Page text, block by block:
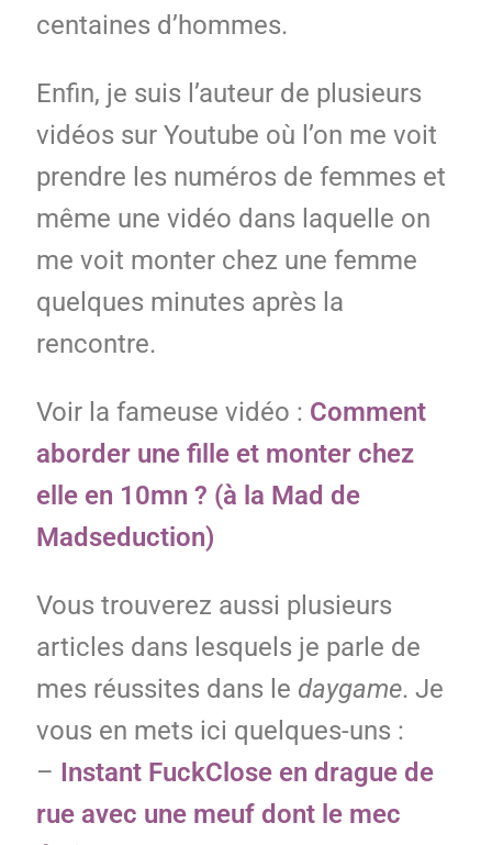
centaines d’hommes.
Enfin, je suis l’auteur de plusieurs
vidéos sur Youtube où l’on me voit
prendre les numéros de femmes et
même une vidéo dans laquelle on
me voit monter chez une femme
quelques minutes après la
rencontre.
Voir la fameuse vidéo : Comment
aborder une fille et monter chez
elle en 10mn ? (à la Mad de
Madseduction)
Vous trouverez aussi plusieurs
articles dans lesquels je parle de
mes réussites dans le daygame. Je
vous en mets ici quelques-uns :
– Instant FuckClose en drague de
rue avec une meuf dont le mec